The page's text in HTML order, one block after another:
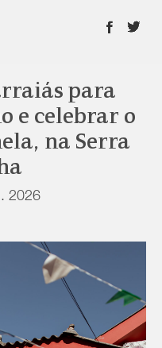
para
e celebrar o
na Serra
2026